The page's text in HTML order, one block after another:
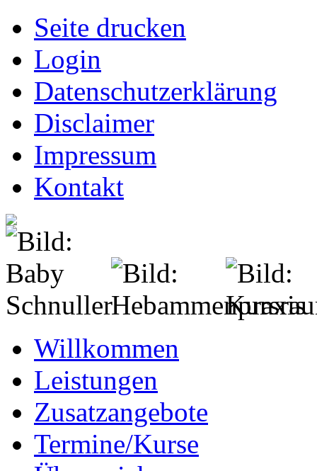
Seite drucken
Login
Datenschutzerklärung
Disclaimer
Impressum
Kontakt
Willkommen
Leistungen
Zusatzangebote
Termine/Kurse